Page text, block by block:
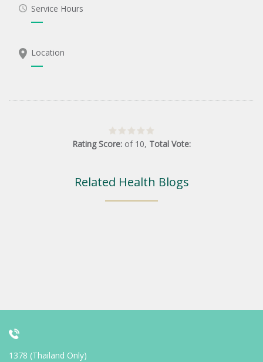
Service Hours
Location
Rating Score: of 10, Total Vote:
Related Health Blogs
1378 (Thailand Only)